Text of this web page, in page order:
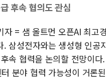
후속 협의도 관심
= 샘 올트먼 오픈AI 최고
. 삼성전자와는 생성형 인
속 협력을 논의할 전망이
분야 협력 가능성이 거론